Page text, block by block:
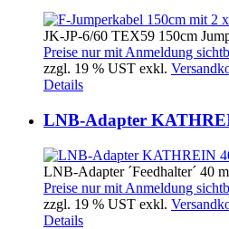
JK-JP-6/60 TEX59 150cm
Preise nur mit Anmeldung
zzgl. 19 % UST exkl.
Details
LNB-Adapter
LNB-Adapter ´Feedhalter´ 40
Preise nur mit Anmeldung
zzgl. 19 % UST exkl.
Details